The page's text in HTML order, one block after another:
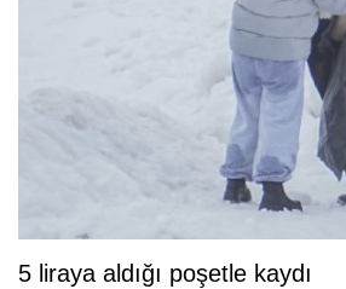
5 liraya aldığı poşetle kaydı